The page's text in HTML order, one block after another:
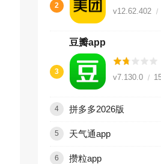
2
v12.62.402
豆瓣app
3
v7.130.0
拼多多2026版
4
天气通app
5
攒粒app
6